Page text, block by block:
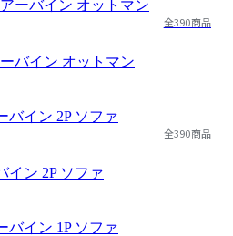
全390商品
バイン オットマン
全390商品
イン 2P ソファ